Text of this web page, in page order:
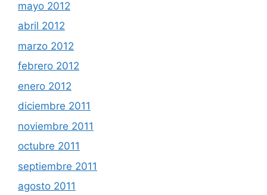
mayo 2012
abril 2012
marzo 2012
febrero 2012
enero 2012
diciembre 2011
noviembre 2011
octubre 2011
septiembre 2011
agosto 2011